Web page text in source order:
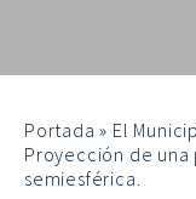
Portada » El
Proyección de una
semiesférica.